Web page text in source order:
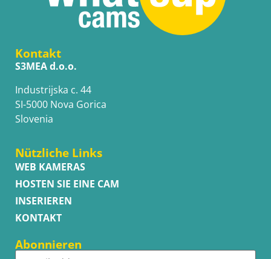
Kontakt
S3MEA d.o.o.
Industrijska c. 44
SI-5000 Nova Gorica
Slovenia
Nützliche Links
WEB KAMERAS
HOSTEN SIE EINE CAM
INSERIEREN
KONTAKT
Abonnieren